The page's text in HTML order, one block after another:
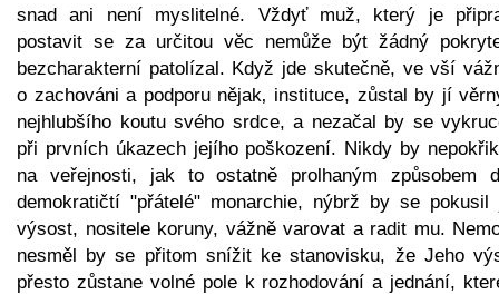
snad ani není myslitelné. Vždyť muž, který je
postavit se za určitou věc nemůže být žádný
bezcharakterní patolízal. Když jde skutečně, ve vší
o zachováni a podporu nějak‚ instituce, zůstal by jí
nejhlubšího koutu svého srdce, a nezačal by se
při prvních úkazech jejího poškození. Nikdy by
na veřejnosti, jak to ostatně prolhaným způsobem
demokratičtí "přátelé" monarchie, nýbrž by se pokusil
výsost, nositele koruny, vážně varovat a radit mu.
nesměl by se přitom snížit ke stanovisku, že Jeho
přesto zůstane volné pole k rozhodování a jednání,